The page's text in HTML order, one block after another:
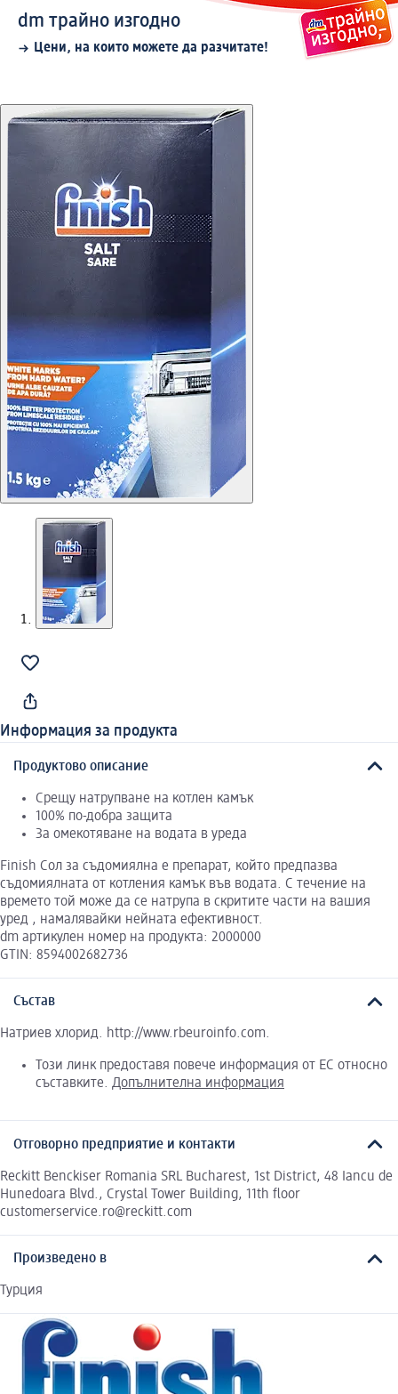
dm трайно изгодно
Цени, на които можете да разчитате!
Информация за продукта
Продуктово описание
Срещу натрупване на котлен камък
100% по-добра защита
За омекотяване на водата в уреда
Finish Сол за съдомиялна е препарат, който предпазва
съдомиялната от котления камък във водата. С течение на
времето той може да се натрупа в скритите части на вашия
уред , намалявайки нейната ефективност.
dm артикулен номер на продукта: 2000000
GTIN: 8594002682736
Състав
Натриев хлорид. http://www.rbeuroinfo.com.
Този линк предоставя повече информация от ЕС относно
съставките. Допълнителна информация
Отговорно предприятие и контакти
Reckitt Benckiser Romania SRL Bucharest, 1st District, 48 Iancu de
Hunedoara Blvd., Crystal Tower Building, 11th floor
customerservice.ro@reckitt.com
Произведено в
Турция